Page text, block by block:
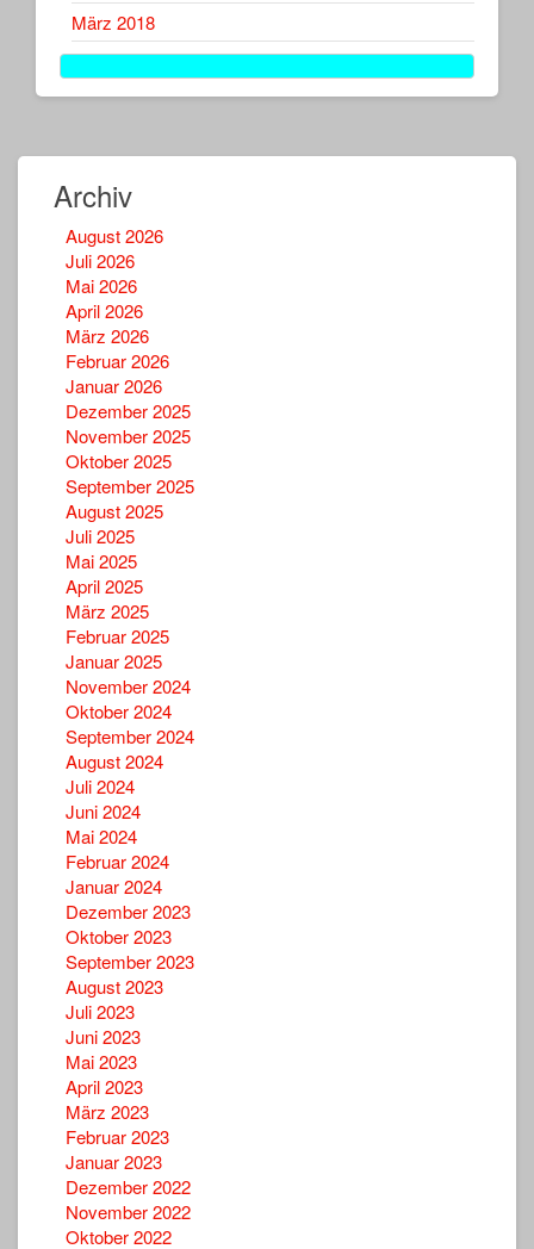
März 2018
Archiv
August 2026
Juli 2026
Mai 2026
April 2026
März 2026
Februar 2026
Januar 2026
Dezember 2025
November 2025
Oktober 2025
September 2025
August 2025
Juli 2025
Mai 2025
April 2025
März 2025
Februar 2025
Januar 2025
November 2024
Oktober 2024
September 2024
August 2024
Juli 2024
Juni 2024
Mai 2024
Februar 2024
Januar 2024
Dezember 2023
Oktober 2023
September 2023
August 2023
Juli 2023
Juni 2023
Mai 2023
April 2023
März 2023
Februar 2023
Januar 2023
Dezember 2022
November 2022
Oktober 2022